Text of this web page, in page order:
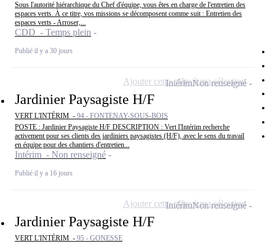
Sous l'autorité hiérarchique du Chef d'équipe, vous êtes en charge de l'entretien des
espaces verts. À ce titre, vos missions se décomposent comme suit : Entretien des
espaces verts - Arroser,...
CDD - Temps plein
Publié il y a 30 jours
Jardinier Paysagiste H/F
VERT L'INTÉRIM - 94 - FONTENAY-SOUS-BOIS
POSTE : Jardinier Paysagiste H/F DESCRIPTION : Vert l'Intérim recherche
activement pour ses clients des jardiniers paysagistes (H/F), avec le sens du travail
en équipe pour des chantiers d'entretien...
Intérim - Non renseigné
Publié il y a 16 jours
IntérimNon renseigné
Ajouter cette offre à ma sélection
Jardinier Paysagiste H/F
VERT L'INTÉRIM - 95 - GONESSE
IntérimNon renseigné
Ajouter cette offre à ma sélection